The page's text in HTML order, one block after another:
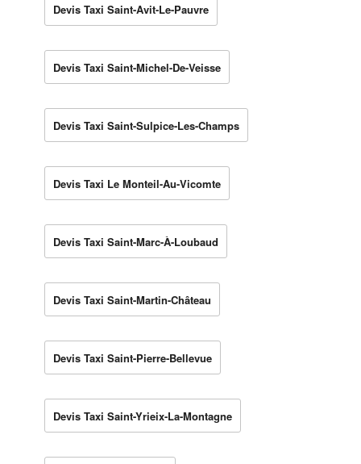
Devis Taxi Saint-Avit-Le-Pauvre
Devis Taxi Saint-Michel-De-Veisse
Devis Taxi Saint-Sulpice-Les-Champs
Devis Taxi Le Monteil-Au-Vicomte
Devis Taxi Saint-Marc-À-Loubaud
Devis Taxi Saint-Martin-Château
Devis Taxi Saint-Pierre-Bellevue
Devis Taxi Saint-Yrieix-La-Montagne